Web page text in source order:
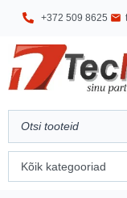
+372 509 8625